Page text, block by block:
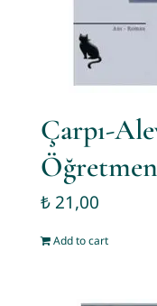
Çarpı-
₺21,00
Add to cart